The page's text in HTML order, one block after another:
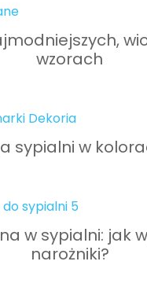
wzorach
sypialni w
w sypialni: jak
narożniki?